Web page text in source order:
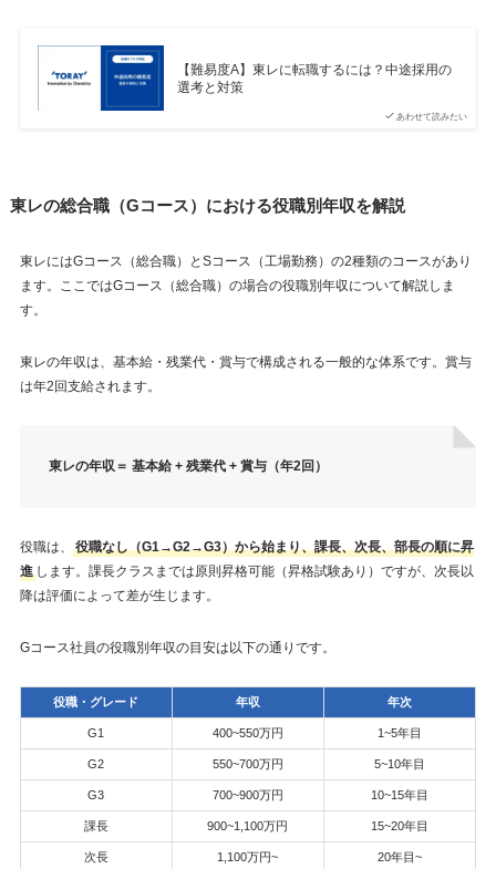
あわせて読みたい
【難易度A】東レに転職するには？中途採用の
選考と対策
東レの総合職（Gコース）における役職別年収を解説
東レにはGコース（総合職）とSコース（工場勤務）の2種類のコースがあり
ます。ここではGコース（総合職）の場合の役職別年収について解説しま
す。
東レの年収は、基本給・残業代・賞与で構成される一般的な体系です。賞与
は年2回支給されます。
東レの年収＝ 基本給 + 残業代 + 賞与（年2回）
役職は、
役職なし（G1→G2→G3）から始まり、課長、次長、部長の順に昇
進します。課長クラスまでは原則昇格可能（昇格試験あり）ですが、次長以
降は評価によって差が生じます。
Gコース社員の役職別年収の目安は以下の通りです。
役職・グレード 年収 年次
G1 400~550万円 1~5年目
G2 550~700万円 5~10年目
G3 700~900万円 10~15年目
課長 900~1,100万円 15~20年目
次長 1,100万円~ 20年目~